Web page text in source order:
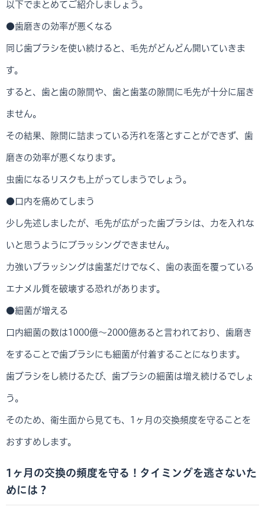
以下でまとめてご紹介しましょう。
●歯磨きの効率が悪くなる
同じ歯ブラシを使い続けると、毛先がどんどん開いていきま
す。
すると、歯と歯の隙間や、歯と歯茎の隙間に毛先が十分に届き
ません。
その結果、隙間に詰まっている汚れを落とすことができず、歯
磨きの効率が悪くなります。
虫歯になるリスクも上がってしまうでしょう。
●口内を痛めてしまう
少し先述しましたが、毛先が広がった歯ブラシは、力を入れな
いと思うようにブラッシングできません。
力強いブラッシングは歯茎だけでなく、歯の表面を覆っている
エナメル質を破壊する恐れがあります。
●細菌が増える
口内細菌の数は1000億～2000億あると言われており、歯磨き
をすることで歯ブラシにも細菌が付着することになります。
歯ブラシをし続けるたび、歯ブラシの細菌は増え続けるでしょ
う。
そのため、衛生面から見ても、1ヶ月の交換頻度を守ることを
おすすめします。
1ヶ月の交換の頻度を守る！タイミングを逃さないた
めには？